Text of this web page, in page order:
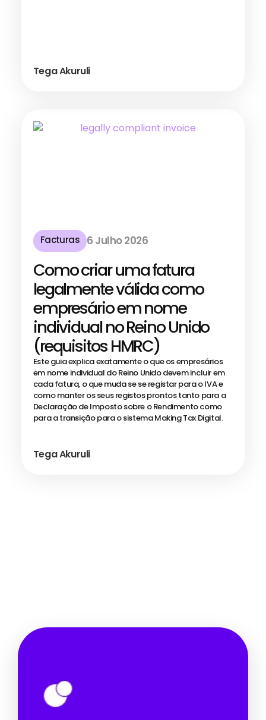
Tega Akuruli
Facturas 6 Julho 2026
Como criar uma fatura
legalmente válida como
empresário em nome
individual no Reino Unido
(requisitos HMRC)
Este guia explica exatamente o que os empresários
em nome individual do Reino Unido devem incluir em
cada fatura, o que muda se se registar para o IVA e
como manter os seus registos prontos tanto para a
Declaração de Imposto sobre o Rendimento como
para a transição para o sistema Making Tax Digital.
Tega Akuruli